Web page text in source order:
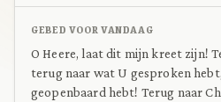
GEBED VOOR VANDAAG
O Heere, laat dit mijn kreet zijn!
terug naar wat U gesproken
geopenbaard hebt! Terug naar